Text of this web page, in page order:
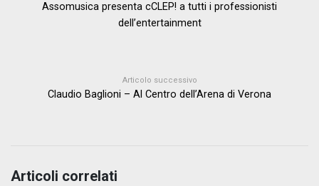
Assomusica presenta cCLEP! a tutti i professionisti
dell’entertainment
Articolo successivo
Claudio Baglioni – Al Centro dell’Arena di Verona
Articoli correlati